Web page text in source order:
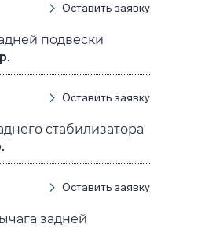
Оставить заявку
подвески
Оставить заявку
стабилизатора
Оставить заявку
задней